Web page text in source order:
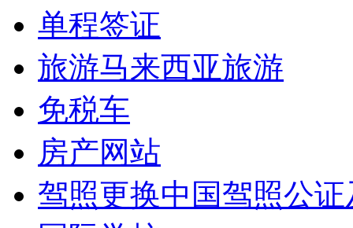
单程签证
旅游马来西亚旅游
免税车
房产网站
驾照更换中国驾照公